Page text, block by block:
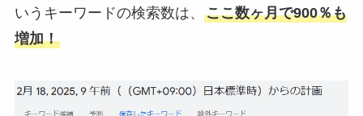
いうキーワードの検索数は、 ここ数ヶ月で900％も
増加！